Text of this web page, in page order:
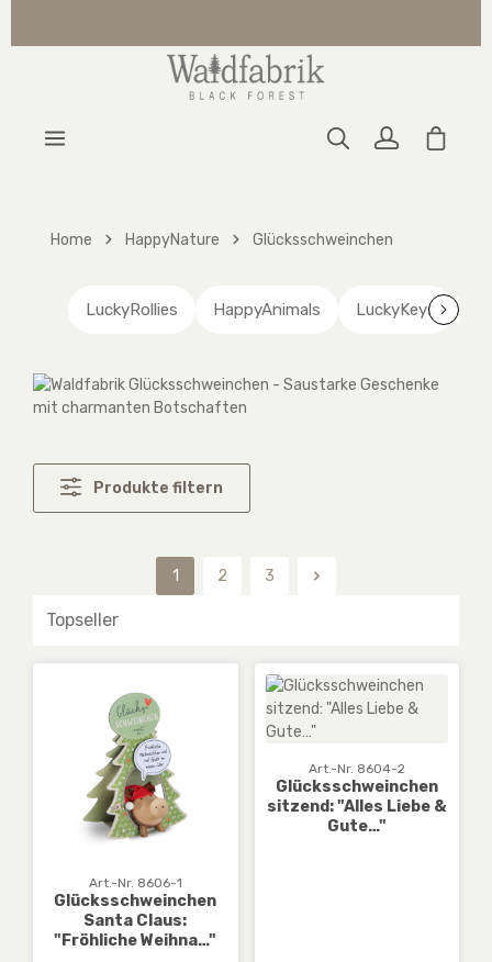
Home HappyNature Glücksschweinchen
LuckyRollies HappyAnimals LuckyKeys
Produkte filtern
Seite
1
Seite
2
Seite
3
Art.-Nr. 8606-1
Glücksschweinchen
Santa Claus:
"Fröhliche Weihna…"
Art.-Nr. 8604-2
Glücksschweinchen
sitzend: "Alles Liebe &
Gute…"